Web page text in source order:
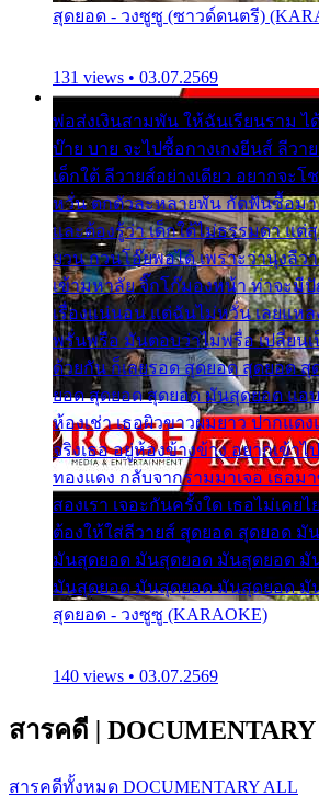
สุดยอด - วงซูซู (ซาวด์ดนตรี)
131 views • 03.07.2569
พ่อส่งเงินสามพัน ให้ฉันเรียนราม
บ๊าย บาย จะไปซื้อกางเกงยีนส์ ลีวา
เด็กใต้ ลีวายส์อย่างเดียว อยากจะโ
หวั่น ตกตัวละหลายพัน กัดฟันซื้อมา
และต้องรู้ว่า เด็กใต้ไม่ธรรมดา แต่
ยวน กวนโอ๊ยพอได้ เพราะว่านุ่งลีว
เข้ามหาลัย จิ๊กโก๊มองหน้า ท่าจะมี
เรื่องแน่นอน แต่ฉันไม่หวั่น เลยแห
พรั่นพรือ มันตอบว่าไม่พรื่อ เปลี่ยนเ
ด้วยกัน ก็เลยรอด สุดยอด สุดยอด
ยอด สุดยอด สุดยอด มันสุดยอด แอ
ห้องเช่า เธอผิวขาวผมยาว ปากแด
จริงเธอ อยู่ห้องข้างข้าง อยากเข้าไ
ทองแดง กลับจากรามมาเจอ เธอ
สองเรา เจอะกันครั้งใด เธอไม่เคย
ต้องให้ใส่ลีวายส์ สุดยอด สุดยอด
มันสุดยอด มันสุดยอด มันสุดยอด มั
มันสุดยอด มันสุดยอด มันสุดยอด มั
สุดยอด - วงซูซู (KARAOKE)
140 views • 03.07.2569
สารคดี | DOCUMENTARY
สารคดีทั้งหมด DOCUMENTARY ALL